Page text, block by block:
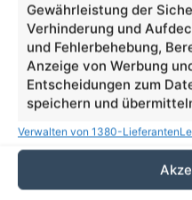
Gewährleistung der
Verhinderung und
und Fehlerbehebung,
Anzeige von Werbung
Entscheidungen zum
speichern und
Verwalten von 1380-Lieferanten
Tag der